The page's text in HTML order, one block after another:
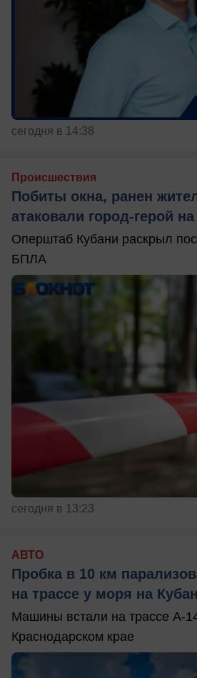
сегодня в 14:38
Происшествия
Побиты окна, ранен
атаковали город-герой
Оперштаб Кубани раскрыл
БПЛА
сегодня в 13:23
АВТО
Пробка в 10 км
на трассе у моря на
Машины встали на трассе А-
Краснодарском крае